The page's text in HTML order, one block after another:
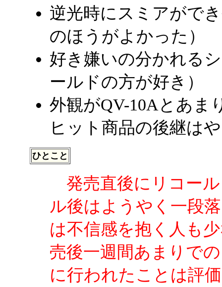
逆光時にスミアがで
のほうがよかった）
好き嫌いの分かれる
ールドの方が好き）
外観がQV-10Aとあま
ヒット商品の後継は
ひとこと
発売直後にリコール
ル後はようやく一段
は不信感を抱く人も
売後一週間あまりで
に行われたことは評